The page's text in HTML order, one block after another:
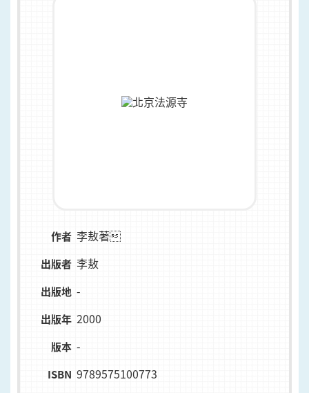
作者 李敖著
出版者 李敖
出版地 -
出版年 2000
版本 -
ISBN 9789575100773